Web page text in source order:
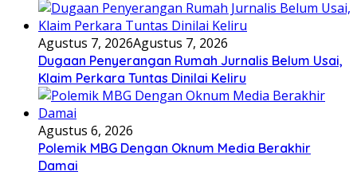
Agustus 7, 2026Agustus 7, 2026
Dugaan Penyerangan Rumah Jurnalis Belum Usai,
Klaim Perkara Tuntas Dinilai Keliru
Agustus 6, 2026
Polemik MBG Dengan Oknum Media Berakhir
Damai